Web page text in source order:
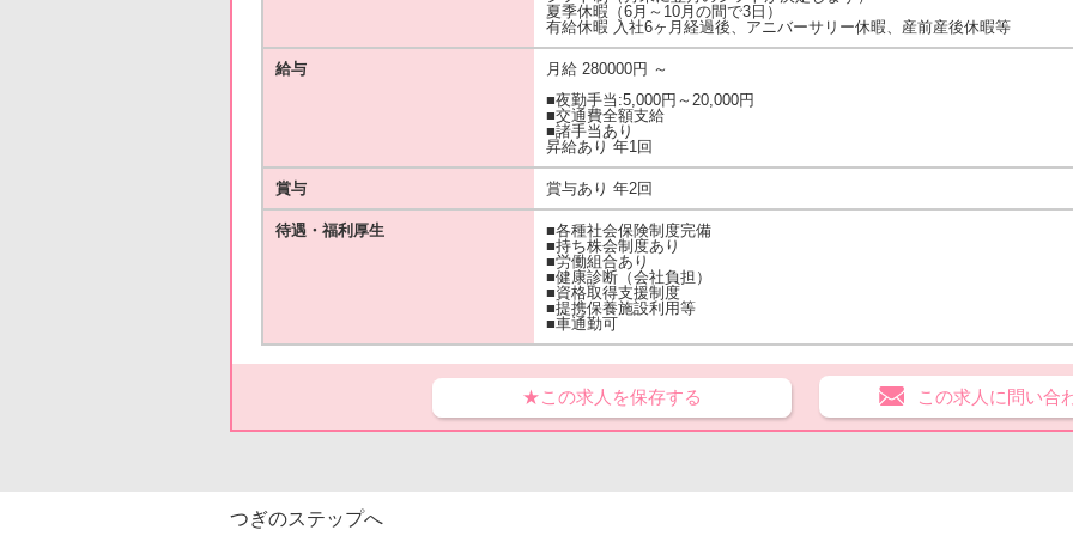
夏季休暇（6月～10月の間で3日）
有給休暇 入社6ヶ月経過後、アニバーサリー休暇、産前産後休暇等
給与
月給 280000円 ～
■夜勤手当:5,000円～20,000円
■交通費全額支給
■諸手当あり
昇給あり 年1回
賞与 賞与あり 年2回
待遇・福利厚生
■各種社会保険制度完備
■持ち株会制度あり
■労働組合あり
■健康診断（会社負担）
■資格取得支援制度
■提携保養施設利用等
■車通勤可
★この求人を保存する この求人に問い合
つぎのステップへ